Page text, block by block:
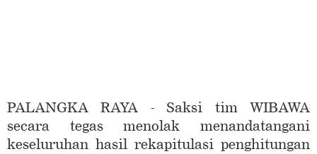
PALANGKA RAYA - Saksi tim WIBAWA
secara tegas menolak menandatangani
keseluruhan hasil rekapitulasi penghitungan